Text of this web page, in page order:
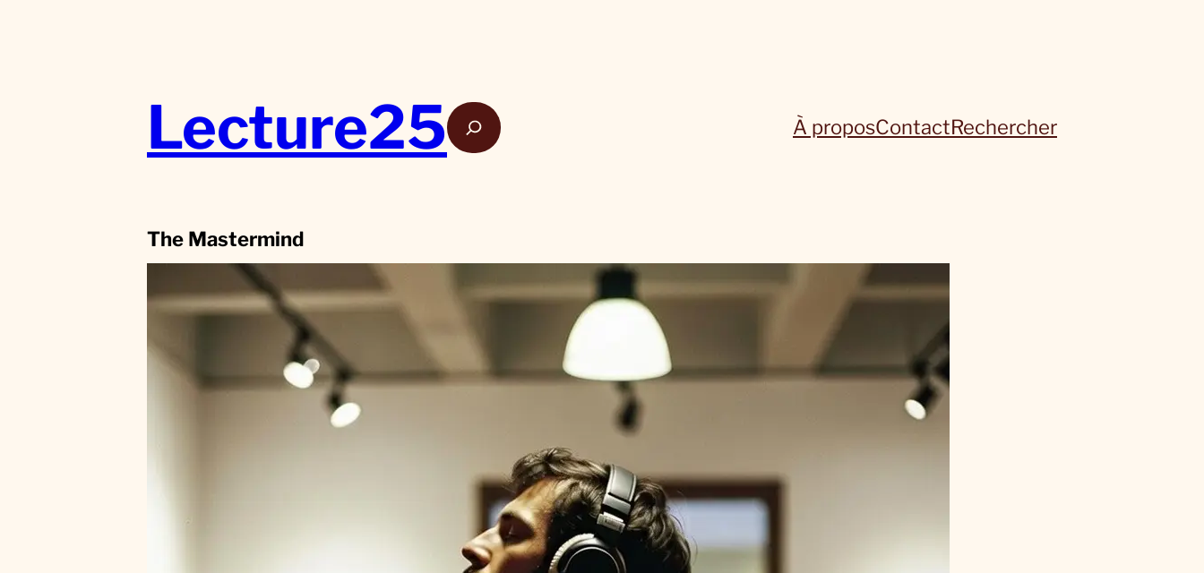
Lecture25Rech
À proposContactRechercher
The Mastermind